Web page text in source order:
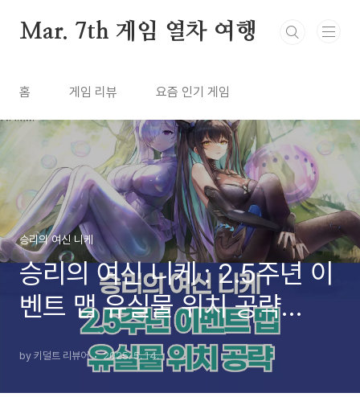
Mar. 7th 게임 열차 여행
홈 게임 리뷰 요즘 인기 게임
승리의 여신 니케
승리의 여신 니케 : 2.5주년 이
벤트 맵 유실물 위치 공략
(2025년 5월 14일)
by 키덜트 리뷰어 2025. 5. 14.